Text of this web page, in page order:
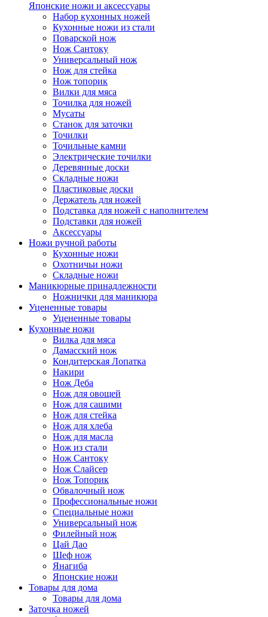
Японские ножи и аксессуары
Набор кухонных ножей
Кухонные ножи из стали
Поварской нож
Нож Сантоку
Универсальный нож
Нож для стейка
Нож топорик
Вилки для мяса
Точилка для ножей
Мусаты
Станок для заточки
Точилки
Точильные камни
Электрические точилки
Деревянные доски
Складные ножи
Пластиковые доски
Держатель для ножей
Подставка для ножей с наполнителем
Подставки для ножей
Аксессуары
Ножи ручной работы
Кухонные ножи
Охотничьи ножи
Складные ножи
Маникюрные принадлежности
Ножнички для маникюра
Уцененные товары
Уцененные товары
Кухонные ножи
Вилка для мяса
Дамасский нож
Кондитерская Лопатка
Накири
Нож Деба
Нож для овощей
Нож для сашими
Нож для стейка
Нож для хлеба
Нож для масла
Нож из стали
Нож Сантоку
Нож Слайсер
Нож Топорик
Обвалочный нож
Профессиональные ножи
Специальные ножи
Универсальный нож
Филейный нож
Цай Дао
Шеф нож
Янагиба
Японские ножи
Товары для дома
Товары для дома
Заточка ножей